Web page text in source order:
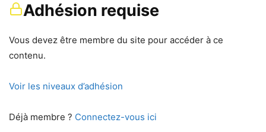
Adhésion requise
Vous devez être membre du site pour accéder à ce
contenu.
Voir les niveaux d’adhésion
Déjà membre ? Connectez-vous ici